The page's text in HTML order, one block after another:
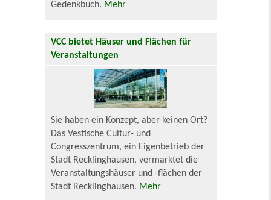
Gedenkbuch. Mehr
VCC bietet Häuser und Flächen für
Veranstaltungen
Sie haben ein Konzept, aber keinen Ort?
Das Vestische Cultur- und
Congresszentrum, ein Eigenbetrieb der
Stadt Recklinghausen, vermarktet die
Veranstaltungshäuser und -flächen der
Stadt Recklinghausen. Mehr